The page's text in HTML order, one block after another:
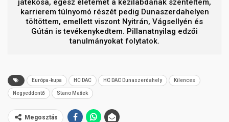
játékosa, egész életemet a kézilabdának szenteltem,
karrierem túlnyomó részét pedig Dunaszerdahelyen
töltöttem, emellett viszont Nyitrán, Vágsellyén és
Gútán is tevékenykedtem. Pillanatnyilag edzői
tanulmányokat folytatok.
Európa-kupa HC DAC HC DAC Dunaszerdahely Kilences
Negyeddöntő Stano Mašek
Megosztás